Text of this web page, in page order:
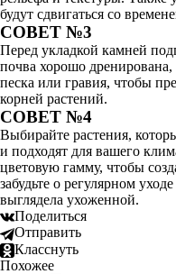
будут сдвигаться со
СОВЕТ №3
Перед укладкой камней
почва хорошо
песка или гравия, чтобы
корней растений.
СОВЕТ №4
Выбирайте растения,
и подходят для вашего
цветовую гамму, чтобы
забудьте о регулярном
выглядела ухоженной.
Поделиться
Отправить
Класснуть
Похожее